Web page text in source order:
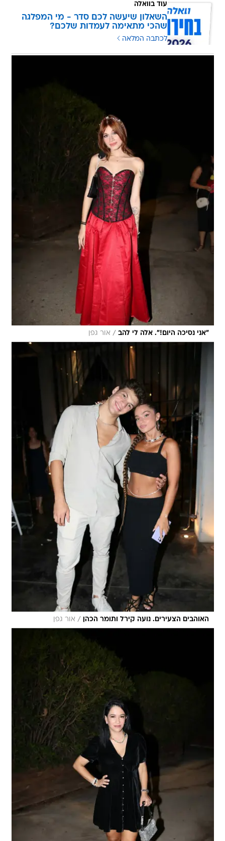
עוד בוואלה
השאלון שיעשה לכם סדר - מי המפלגה
שהכי מתאימה לעמדות שלכם?
לכתבה המלאה
"אני נסיכה היום!". אלה לי להב / אור גפן
האוהבים הצעירים. נועה קירל ותומר הכהן / אור גפן